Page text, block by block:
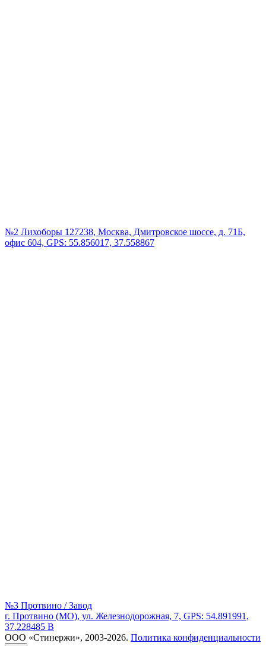
№2 Лихоборы 127238, Москва, Дмитровское шоссе, д. 71Б,
офис 604, GPS: 55.856017, 37.558867
№3 Протвино / Завод
г. Протвино (МО), ул. Железнодорожная, 7, GPS: 54.891991,
37.228485 В
ООО «Стинержи», 2003-2026. Политика конфиденциальности